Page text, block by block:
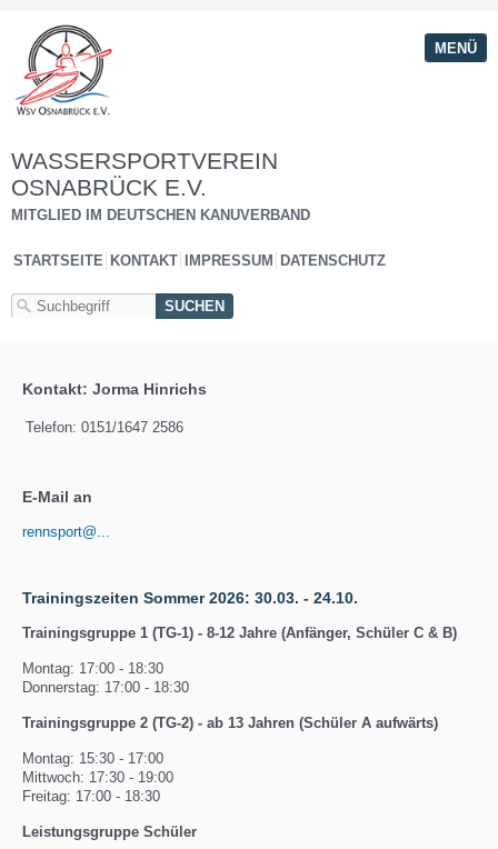
MENÜ
WASSERSPORTVEREIN
OSNABRÜCK E.V.
MITGLIED IM DEUTSCHEN KANUVERBAND
STARTSEITE KONTAKT IMPRESSUM DATENSCHUTZ
Kontakt: Jorma Hinrichs
Telefon: 0151/1647 2586
E-Mail an
rennsport@...
Trainingszeiten Sommer 2026: 30.03. - 24.10.
Trainingsgruppe 1 (TG-1) - 8-12 Jahre (Anfänger, Schüler C & B)
Montag: 17:00 - 18:30
Donnerstag: 17:00 - 18:30
Trainingsgruppe 2 (TG-2) - ab 13 Jahren (Schüler A aufwärts)
Montag: 15:30 - 17:00
Mittwoch: 17:30 - 19:00
Freitag: 17:00 - 18:30
Leistungsgruppe Schüler